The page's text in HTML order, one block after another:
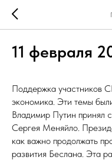
11 февраля
Поддержка участников
экономика. Эти темы
Владимир Путин принял
Сергея Меняйло.
как важно продолжать
развития Беслана. Эта